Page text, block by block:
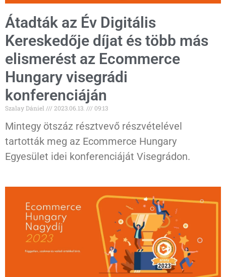
Átadták az Év Digitális
Kereskedője díjat és több más
elismerést az Ecommerce
Hungary visegrádi
konferenciáján
Szalay Dániel 2023.06.13. 09:13
Mintegy ötszáz résztvevő részvételével
tartották meg az Ecommerce Hungary
Egyesület idei konferenciáját Visegrádon.